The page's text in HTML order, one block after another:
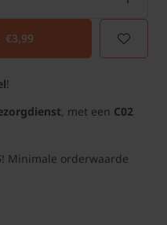
€3,99
!
, met een C02
! Minimale orderwaarde